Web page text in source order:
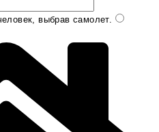
выбрав самолет.